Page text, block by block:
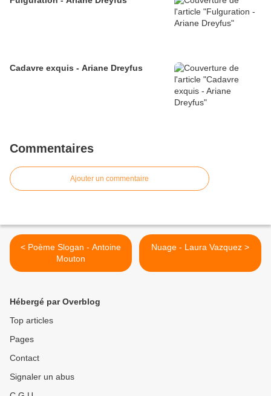
Cadavre exquis - Ariane Dreyfus
Commentaires
Ajouter un commentaire
< Poème Slogan - Antoine
Mouton
Nuage - Laura Vazquez >
Hébergé par Overblog
Top articles
Pages
Contact
Signaler un abus